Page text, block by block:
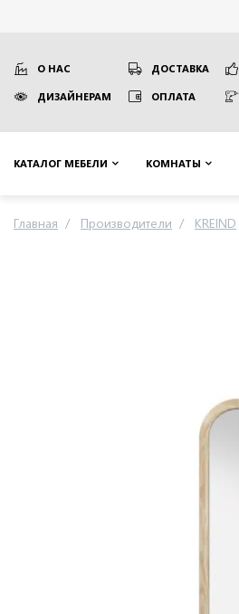
О НАС ДОСТАВКА
ДИЗАЙНЕРАМ ОПЛАТА
КАТАЛОГ МЕБЕЛИ КОМНАТЫ
Главная Производители KREIND